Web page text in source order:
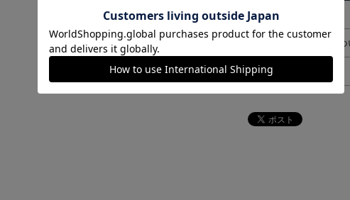
決済について
ギフト対応に